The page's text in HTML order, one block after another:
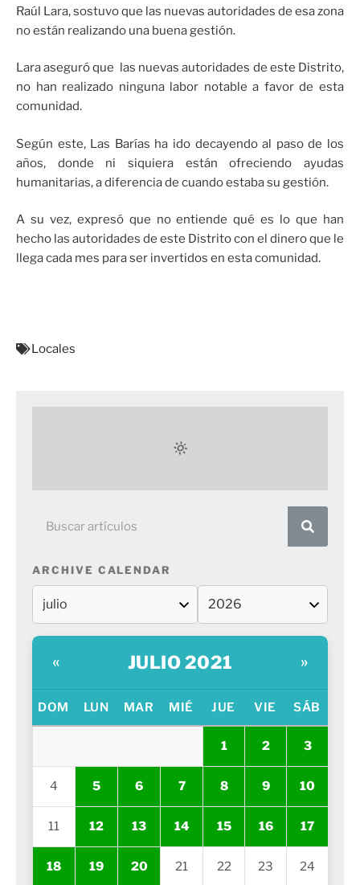
Raúl Lara, sostuvo que las nuevas autoridades de esa zona
no están realizando una buena gestión.
Lara aseguró que las nuevas autoridades de este Distrito,
no han realizado ninguna labor notable a favor de esta
comunidad.
Según este, Las Barías ha ido decayendo al paso de los
años, donde ni siquiera están ofreciendo ayudas
humanitarias, a diferencia de cuando estaba su gestión.
A su vez, expresó que no entiende qué es lo que han
hecho las autoridades de este Distrito con el dinero que le
llega cada mes para ser invertidos en esta comunidad.
Locales
ARCHIVE CALENDAR
« JULIO 2021 »
DOM LUN MAR MIÉ JUE VIE SÁB
1 2 3
4 5 6 7 8 9 10
11 12 13 14 15 16 17
18 19 20 21 22 23 24